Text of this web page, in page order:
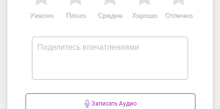
Отлично
Хорошо
Средне
Плохо
Ужасно
Записать Аудио